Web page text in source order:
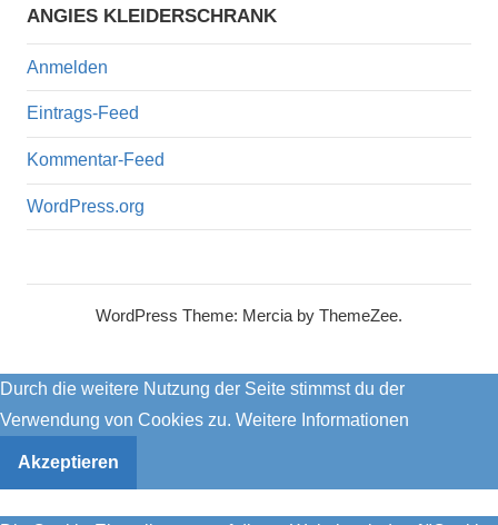
ANGIES KLEIDERSCHRANK
Anmelden
Eintrags-Feed
Kommentar-Feed
WordPress.org
WordPress Theme: Mercia by ThemeZee.
Durch die weitere Nutzung der Seite stimmst du der
Verwendung von Cookies zu. Weitere Informationen
Akzeptieren